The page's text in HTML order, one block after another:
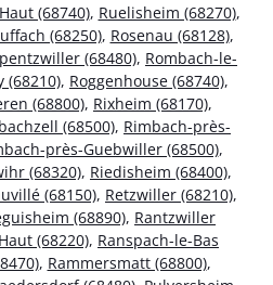
(68740), Ruelisheim (68270),
(68250), Rosenau (68128),
(68480), Rombach-le-
(68210), Roggenhouse (68740),
(68800), Rixheim (68170),
(68500), Rimbach-près-
près-Guebwiller (68500),
(68320), Riedisheim (68400),
(68150), Retzwiller (68210),
(68890), Rantzwiller
(68220), Ranspach-le-Bas
, Rammersmatt (68800),